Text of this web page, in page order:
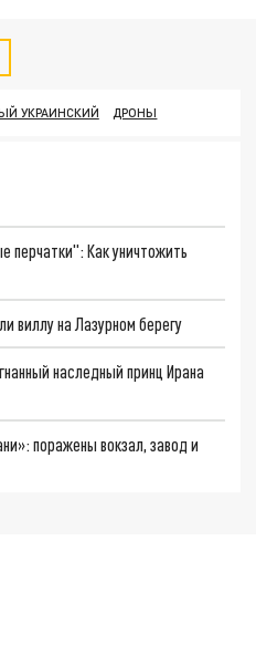
УКРАИНСКИЙ ДРОНЫ
перчатки": Как уничтожить
виллу на Лазурном берегу
наследный принц Ирана
поражены вокзал, завод и